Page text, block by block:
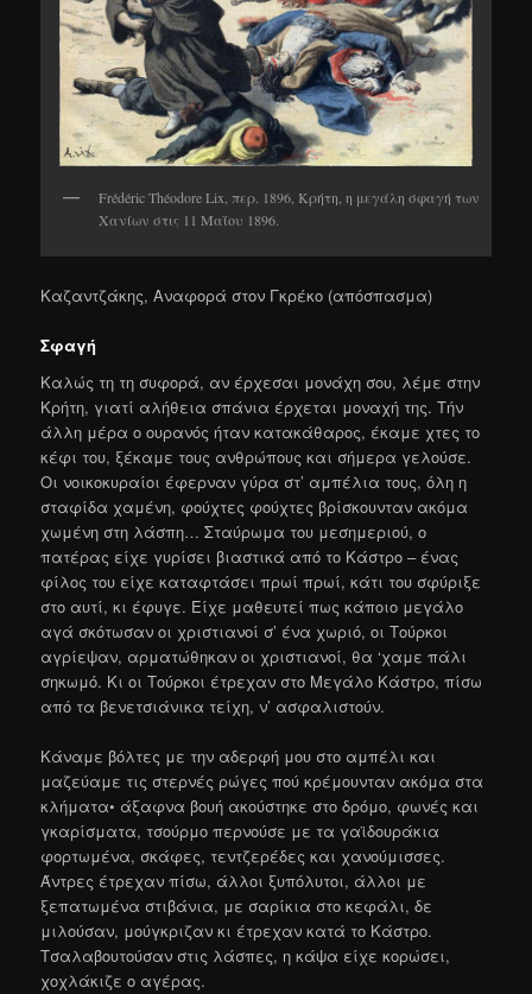
Frédéric Théodore Lix, περ. 1896, Κρήτη, η μεγάλη σφαγή των
Χανίων στις 11 Μαΐου 1896.
Καζαντζάκης, Αναφορά στον Γκρέκο (απόσπασμα)
Σφαγή
Καλώς τη τη συφορά, αν έρχεσαι μονάχη σου, λέμε στην
Κρήτη, γιατί αλήθεια σπάνια έρχεται μοναχή της. Τήν
άλλη μέρα ο ουρανός ήταν κατακάθαρος, έκαμε χτες το
κέφι του, ξέκαμε τους ανθρώπους και σήμερα γελούσε.
Οι νοικοκυραίοι έφερναν γύρα στ’ αμπέλια τους, όλη η
σταφίδα χαμένη, φούχτες φούχτες βρίσκουνταν ακόμα
χωμένη στη λάσπη… Σταύρωμα του μεσημεριού, ο
πατέρας είχε γυρίσει βιαστικά από το Κάστρο – ένας
φίλος του είχε καταφτάσει πρωί πρωί, κάτι του σφύριξε
στο αυτί, κι έφυγε. Είχε μαθευτεί πως κάποιο μεγάλο
αγά σκότωσαν οι χριστιανοί σ’ ένα χωριό, οι Τούρκοι
αγρίεψαν, αρματώθηκαν οι χριστιανοί, θα ‘χαμε πάλι
σηκωμό. Κι οι Τούρκοι έτρεχαν στο Μεγάλο Κάστρο, πίσω
από τα βενετσιάνικα τείχη, ν’ ασφαλιστούν.
Κάναμε βόλτες με την αδερφή μου στο αμπέλι και
μαζεύαμε τις στερνές ρώγες πού κρέμουνταν ακόμα στα
κλήματα• άξαφνα βουή ακούστηκε στο δρόμο, φωνές και
γκαρίσματα, τσούρμο περνούσε με τα γαϊδουράκια
φορτωμένα, σκάφες, τεντζερέδες και χανούμισσες.
Άντρες έτρεχαν πίσω, άλλοι ξυπόλυτοι, άλλοι με
ξεπατωμένα στιβάνια, με σαρίκια στο κεφάλι, δε
μιλούσαν, μούγκριζαν κι έτρεχαν κατά το Κάστρο.
Τσαλαβουτούσαν στις λάσπες, η κάψα είχε κορώσει,
χοχλάκιζε ο αγέρας.